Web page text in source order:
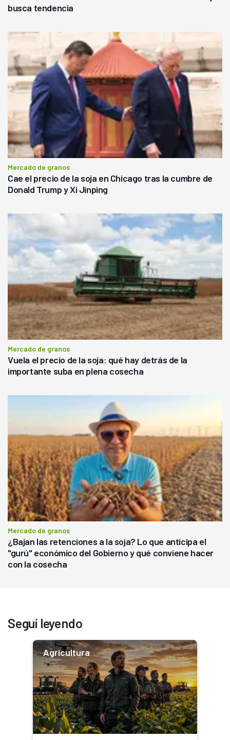
busca tendencia
Mercado de granos
Cae el precio de la soja en Chicago tras la cumbre de
Donald Trump y Xi Jinping
Mercado de granos
Vuela el precio de la soja: qué hay detrás de la
importante suba en plena cosecha
Mercado de granos
¿Bajan las retenciones a la soja? Lo que anticipa el
"gurú" económico del Gobierno y qué conviene hacer
con la cosecha
Seguí leyendo
Agricultura